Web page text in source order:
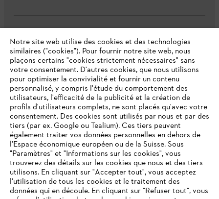
L'Entreprise
Questions fréquentes
Service
Politique de protection des données
VOTRE NAVIGATEUR INTERNET
N'EST PLUS PRIS EN CHARGE
Notre site web utilise des cookies et des technologies
similaires ("cookies"). Pour fournir notre site web, nous
plaçons certains "cookies strictement nécessaires" sans
votre consentement. D'autres cookies, que nous utilisons
pour optimiser la convivialité et fournir un contenu
personnalisé, y compris l'étude du comportement des
utilisateurs, l'efficacité de la publicité et la création de
profils d'utilisateurs complets, ne sont placés qu'avec votre
consentement. Des cookies sont utilisés par nous et par des
tiers (par ex. Google ou Tealium). Ces tiers peuvent
également traiter vos données personnelles en dehors de
l'Espace économique européen ou de la Suisse. Sous
"Paramètres" et "Informations sur les cookies", vous
trouverez des détails sur les cookies que nous et des tiers
utilisons. En cliquant sur "Accepter tout", vous acceptez
l'utilisation de tous les cookies et le traitement des
données qui en découle. En cliquant sur "Refuser tout", vous